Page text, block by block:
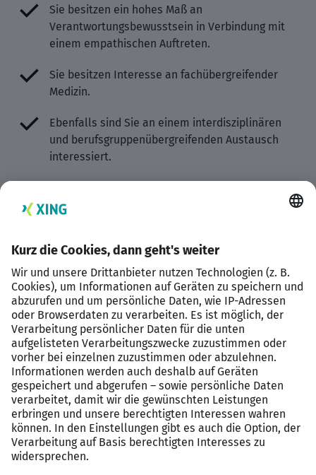
Sie besitzen ein hohes Maß an
Verantwortungsbewusstsein in Verbindung mit
einem empathischen Auftreten.
Sie besitzen Interesse an fachübergreifender
Medizin.
Ebenfalls sind Sie an einem interdisziplinären
und berufsgruppenübergreifenden Austausch
interessiert.
geeigneten Bewerberinnen und Bewerber (m/w/d)
(Geschlecht, Alter, Behinderung, Religion,
Weltanschauung, ethnischer Herkunft, Rasse oder
sexuelle Identität).
Ihre Benefits – Darauf können Sie sich verlassen
Flexibilität, die zu Ihnen passt: Ob Vollzeit,
Teilzeit, verlässliche Dienste oder eine 5-Tage
Woche gestalten Sie Ihre persönliche Work Life
Balance. Ein starkes Team und wertschätzende
Führung warten auf Sie!
Faire & attraktive Vergütung: Ihre Leistung